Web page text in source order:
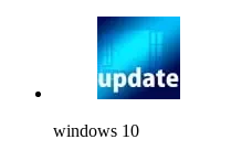
windows 10